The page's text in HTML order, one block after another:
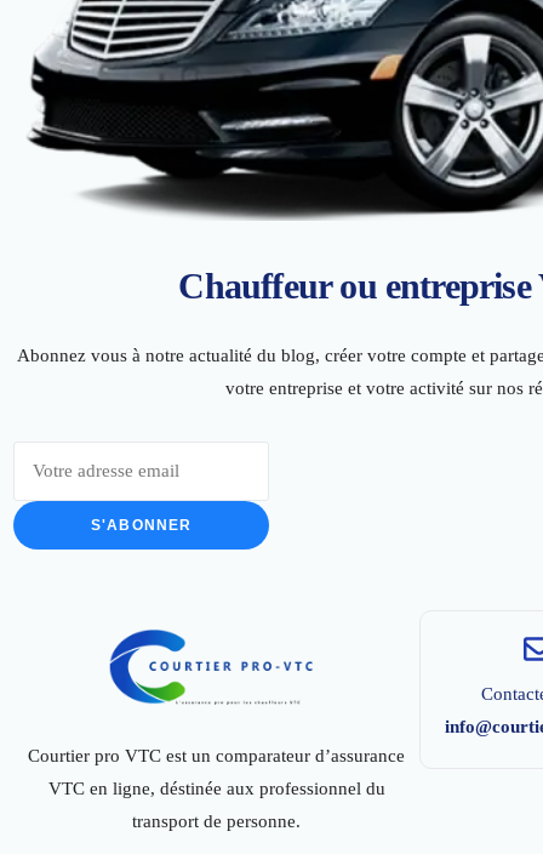
Chauffeur ou
Abonnez vous à notre actualité du blog, créer votre compte et
votre entreprise et votre activité sur nos
S'ABONNER
Courtier pro VTC est un comparateur d’assurance
VTC en ligne, déstinée aux professionnel du
transport de personne.